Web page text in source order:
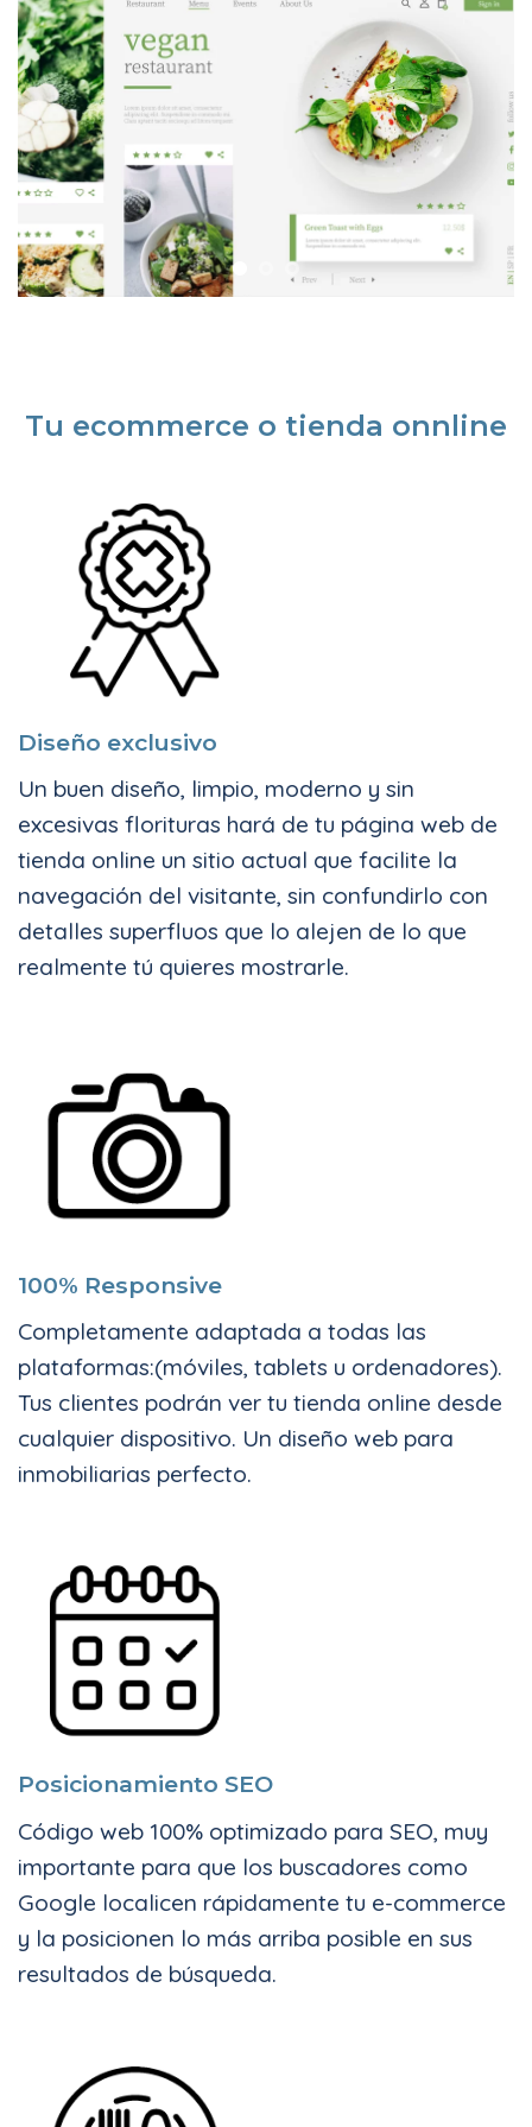
Tu ecommerce o tienda onnline
Diseño exclusivo
Un buen diseño, limpio, moderno y sin
excesivas florituras hará de tu página web de
tienda online un sitio actual que facilite la
navegación del visitante, sin confundirlo con
detalles superfluos que lo alejen de lo que
realmente tú quieres mostrarle.
100% Responsive
Completamente adaptada a todas las
plataformas:(móviles, tablets u ordenadores).
Tus clientes podrán ver tu tienda online desde
cualquier dispositivo. Un diseño web para
inmobiliarias perfecto.
Posicionamiento SEO
Código web 100% optimizado para SEO, muy
importante para que los buscadores como
Google localicen rápidamente tu e-commerce
y la posicionen lo más arriba posible en sus
resultados de búsqueda.